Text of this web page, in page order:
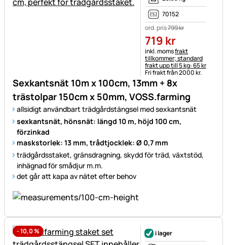
Sexkantsnät 10m x 100cm, 13mm + 8x
trästolpar 150cm x 50mm, VOSS.farming
allsidigt användbart trädgårdstängsel med sexkantsnät
sexkantsnät, hönsnät: längd 10 m, höjd 100 cm,
förzinkad
maskstorlek: 13 mm, trådtjocklek: Ø 0,7 mm
trädgårdsstaket, gränsdragning, skydd för träd, växtstöd,
inhägnad för smådjur m.m.
det går att kapa av nätet efter behov
70152
ord. pris799kr
719 kr
Skatteinformation:
inkl. momsfrakt
tillkommer; standard
frakt upp till 5 kg: 65 kr
Fri frakt från 2000 kr.
-10,0%
i lager